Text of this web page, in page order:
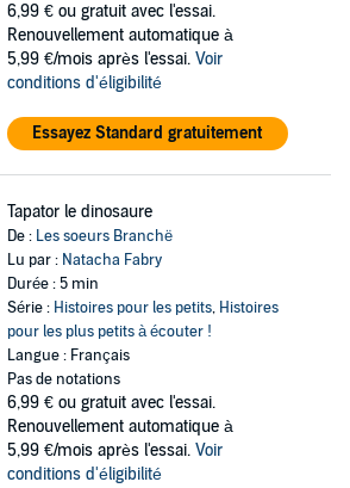
6,99 € ou gratuit avec l'essai.
Renouvellement automatique à
5,99 €/mois après l'essai. Voir
conditions d'éligibilité
Essayez Standard gratuitement
Tapator le dinosaure
De : Les soeurs Branchë
Lu par : Natacha Fabry
Durée : 5 min
Série : Histoires pour les petits, Histoires
pour les plus petits à écouter !
Langue : Français
Pas de notations
6,99 € ou gratuit avec l'essai.
Renouvellement automatique à
5,99 €/mois après l'essai. Voir
conditions d'éligibilité